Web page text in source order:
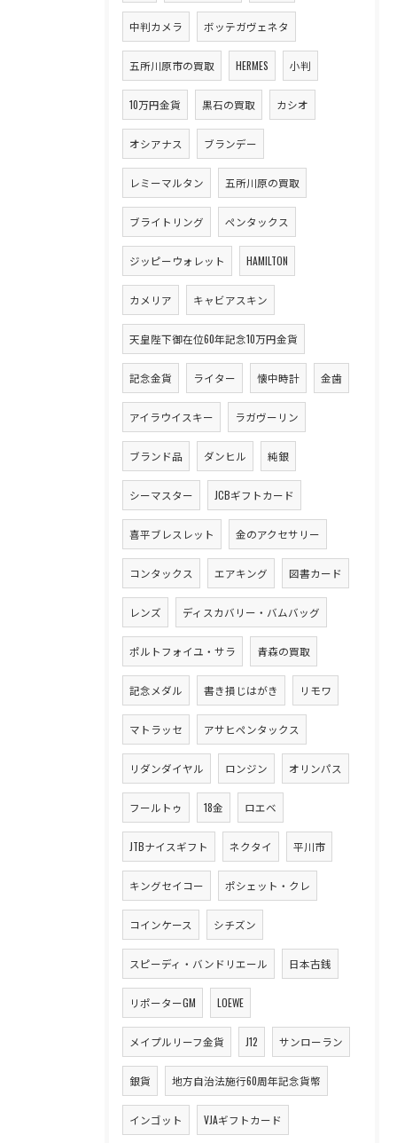
中判カメラ ボッテガヴェネタ
五所川原市の買取 HERMES 小判
10万円金貨 黒石の買取 カシオ
オシアナス ブランデー
レミーマルタン 五所川原の買取
ブライトリング ペンタックス
ジッピーウォレット HAMILTON
カメリア キャビアスキン
天皇陛下御在位60年記念10万円金貨
記念金貨 ライター 懐中時計 金歯
アイラウイスキー ラガヴーリン
ブランド品 ダンヒル 純銀
シーマスター JCBギフトカード
喜平ブレスレット 金のアクセサリー
コンタックス エアキング 図書カード
レンズ ディスカバリー・バムバッグ
ポルトフォイユ・サラ 青森の買取
記念メダル 書き損じはがき リモワ
マトラッセ アサヒペンタックス
リダンダイヤル ロンジン オリンパス
フールトゥ 18金 ロエベ
JTBナイスギフト ネクタイ 平川市
キングセイコー ポシェット・クレ
コインケース シチズン
スピーディ・バンドリエール 日本古銭
リポーターGM LOEWE
メイプルリーフ金貨 J12 サンローラン
銀貨 地方自治法施行60周年記念貨幣
インゴット VJAギフトカード